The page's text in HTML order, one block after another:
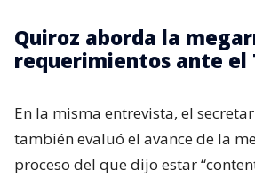
Quiroz aborda la
requerimientos ante el
En la misma entrevista, el
también evaluó el avance de la
proceso del que dijo estar